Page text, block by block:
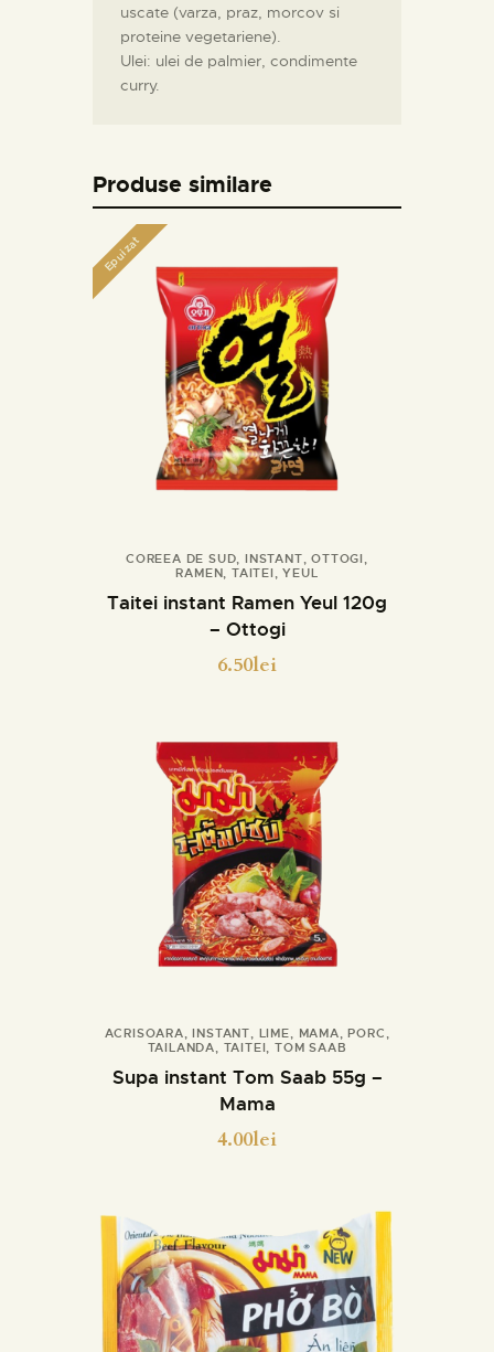
uscate (varza, praz, morcov si
proteine vegetariene).
Ulei: ulei de palmier, condimente
curry.
Produse similare
Epuizat
COREEA DE SUD,INSTANT,OTTOGI,
RAMEN, TAITEI,YEUL
Taitei instant Ramen Yeul 120g
– Ottogi
6.50lei
ACRISOARA,INSTANT, LIME, MAMA,PORC ,
TAILANDA, TAITEI,TOM SAAB
Supa instant Tom Saab 55g –
Mama
4.00lei